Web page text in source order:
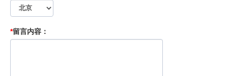
*留言内容：